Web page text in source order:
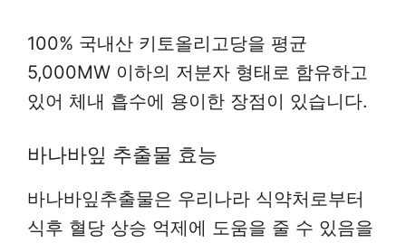
100% 국내산 키토올리고당을 평균
5,000MW 이하의 저분자 형태로 함유하고
있어 체내 흡수에 용이한 장점이 있습니다.
바나바잎 추출물 효능
바나바잎추출물은 우리나라 식약처로부터
식후 혈당 상승 억제에 도움을 줄 수 있음을